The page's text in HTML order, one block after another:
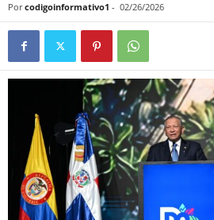
Por codigoinformativo1 - 02/26/2026